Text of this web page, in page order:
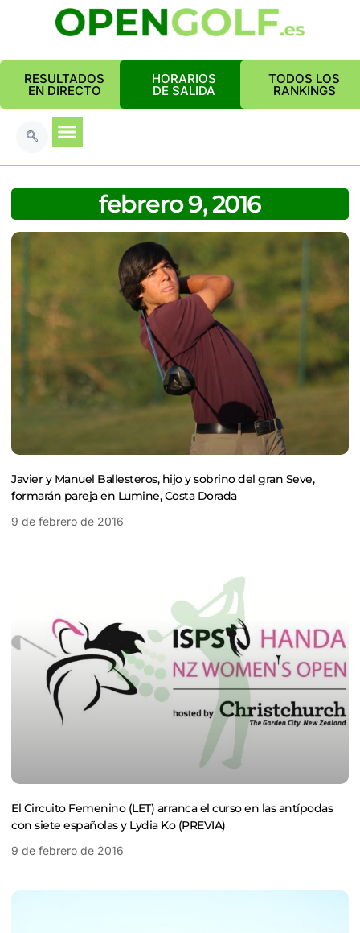
RESULTADOS
EN DIRECTO
HORARIOS
DE SALIDA
TODOS LOS
RANKINGS
febrero 9, 2016
Javier y Manuel Ballesteros, hijo y sobrino del gran Seve,
formarán pareja en Lumine, Costa Dorada
9 de febrero de 2016
El Circuito Femenino (LET) arranca el curso en las antípodas
con siete españolas y Lydia Ko (PREVIA)
9 de febrero de 2016